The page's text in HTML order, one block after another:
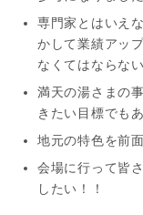
専門家とはいえ
かして業績アッ
なくてはならな
満天の湯さまの
きたい目標でも
地元の特色を前
会場に行って皆
したい！！